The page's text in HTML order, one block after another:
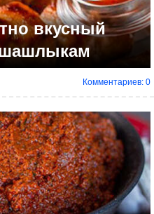
вкусный
шашлыкам
Комментариев: 0